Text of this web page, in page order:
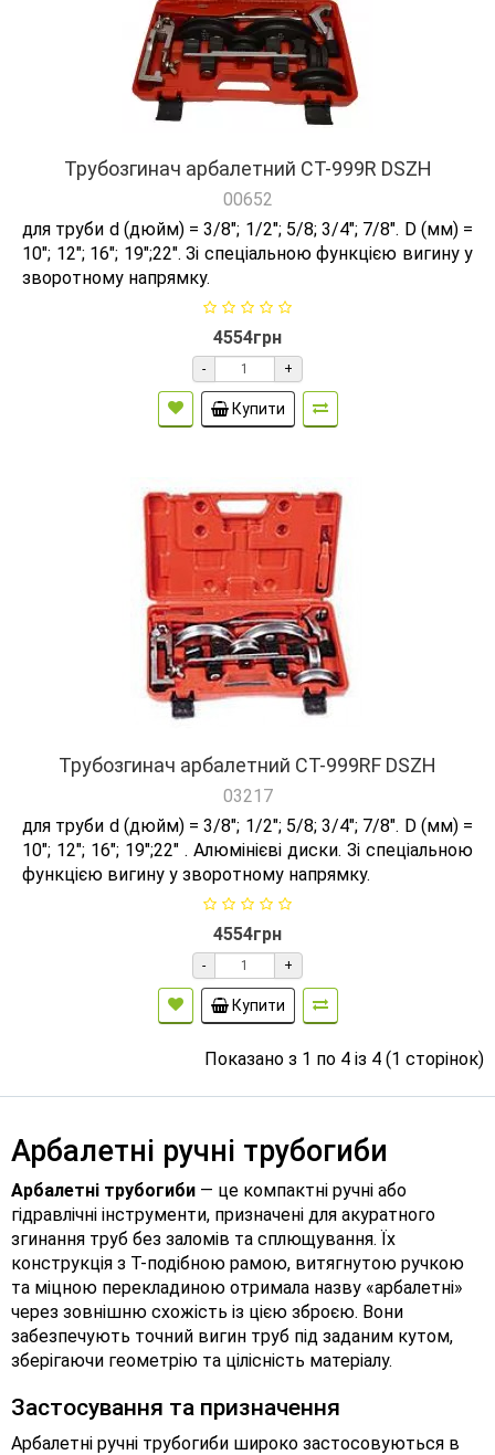
Трубозгинач арбалетний СТ-999R DSZH
00652
для труби d (дюйм) = 3/8"; 1/2"; 5/8; 3/4"; 7/8". D (мм) =
10"; 12"; 16"; 19";22". Зі спеціальною функцією вигину у
зворотному напрямку.
4554грн
- +
Купити
Трубозгинач арбалетний СТ-999RF DSZH
03217
для труби d (дюйм) = 3/8"; 1/2"; 5/8; 3/4"; 7/8". D (мм) =
10"; 12"; 16"; 19";22" . Алюмінієві диски. Зі спеціальною
функцією вигину у зворотному напрямку.
4554грн
- +
Купити
Показано з 1 по 4 із 4 (1 сторінок)
Арбалетні ручні трубогиби
Арбалетні трубогиби — це компактні ручні або
гідравлічні інструменти, призначені для акуратного
згинання труб без заломів та сплющування. Їх
конструкція з Т-подібною рамою, витягнутою ручкою
та міцною перекладиною отримала назву «арбалетні»
через зовнішню схожість із цією зброєю. Вони
забезпечують точний вигин труб під заданим кутом,
зберігаючи геометрію та цілісність матеріалу.
Застосування та призначення
Арбалетні ручні трубогиби широко застосовуються в